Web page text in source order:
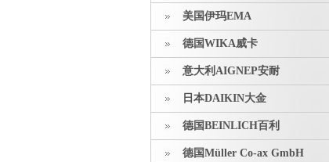
美国伊玛EMA
德国WIKA威卡
意大利AIGNEP安耐
日本DAIKIN大金
德国BEINLICH百利
德国Müller Co-ax GmbH